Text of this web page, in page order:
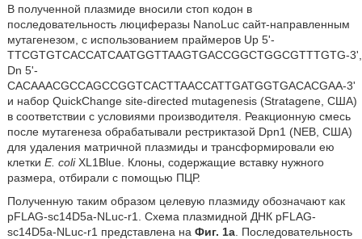
В полученной плазмиде вносили стоп кодон в
последовательность люциферазы NanoLuc сайт-направленным
мутагенезом, с использованием праймеров Up 5'-
TTCGTGTCACCATCAATGGTTAAGTGACCGGCTGGCGTTTGTG-3',
Dn 5'-
CACAAACGCCAGCCGGTCACTTAACCATTGATGGTGACACGAA-3'
и набор QuickChange site-directed mutagenesis (Stratagene, США)
в соответствии с условиями производителя. Реакционную смесь
после мутагенеза обрабатывали рестриктазой Dpn1 (NEB, США)
для удаления матричной плазмиды и трансформировали ею
клетки E. coliXL1Blue. Клоны, содержащие вставку нужного
размера, отбирали с помощью ПЦР.
Полученную таким образом целевую плазмиду обозначают как
pFLAG-sc14D5a-NLuc-r1. Схема плазмидной ДНК pFLAG-
sc14D5a-NLuc-r1 представлена на Фиг. 1а. Последовательность